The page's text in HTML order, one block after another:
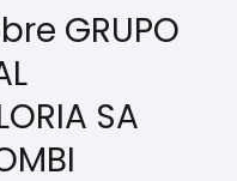
GRUPO
SA